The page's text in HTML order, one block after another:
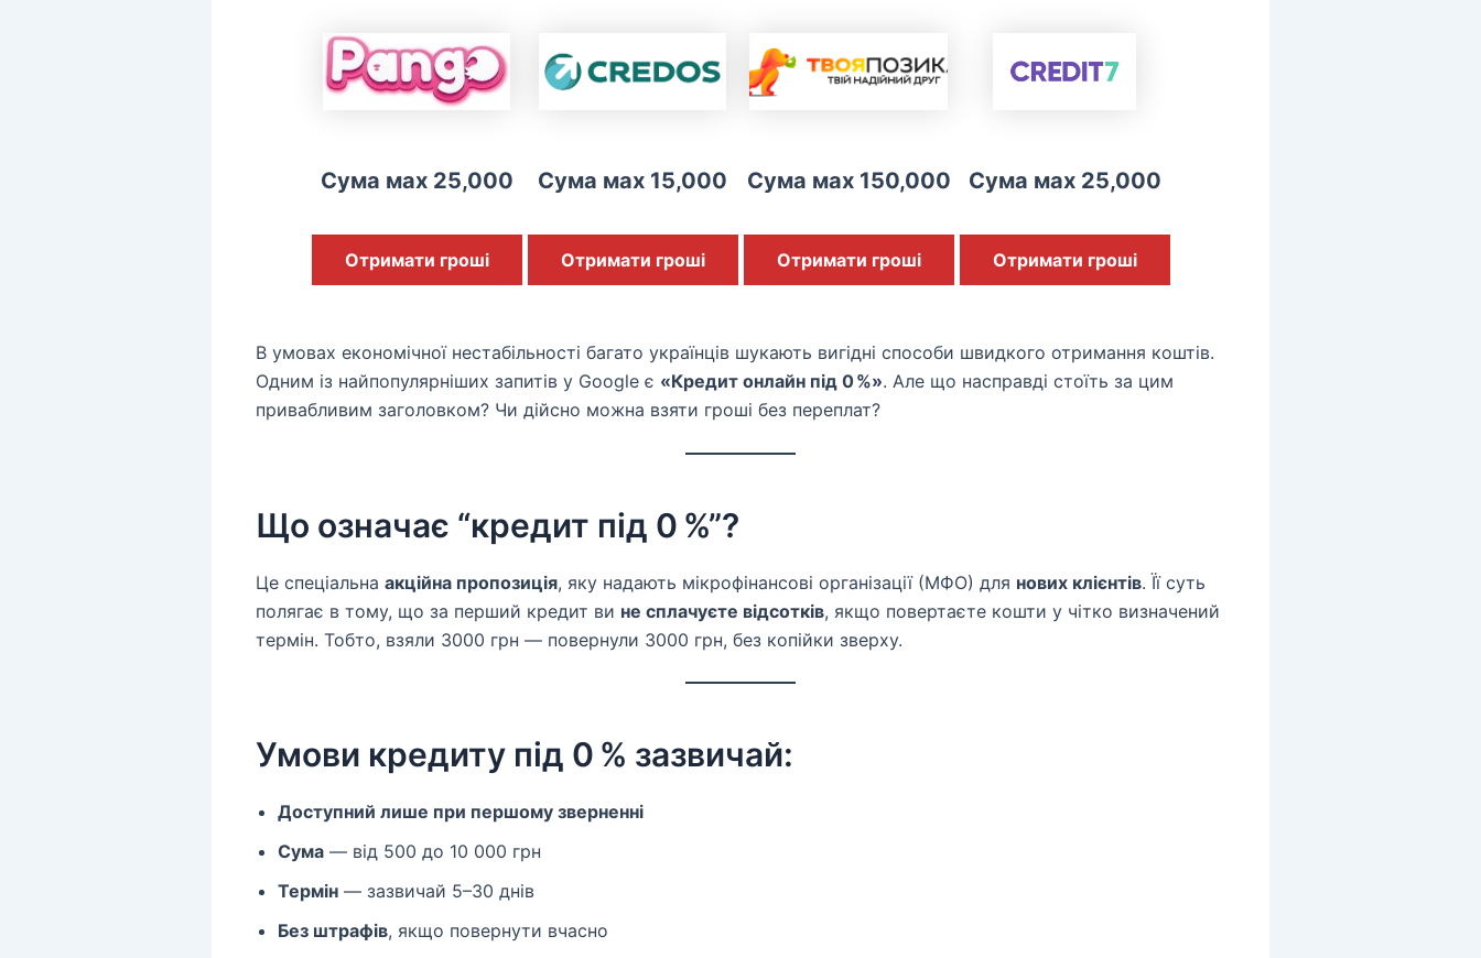
Сума мах 25,000
Отримати гроші
Сума мах 15,000
Отримати гроші
Сума мах 150,000
Отримати гроші
Сума мах 25,000
Отримати гроші
В умовах економічної нестабільності багато українців шукають вигідні способи швидкого отримання коштів.
Одним із найпопулярніших запитів у Google є «Кредит онлайн під 0 %». Але що насправді стоїть за цим
привабливим заголовком? Чи дійсно можна взяти гроші без переплат?
Що означає “кредит під 0 %”?
Це спеціальна акційна пропозиція, яку надають мікрофінансові організації (МФО) для нових клієнтів. Її суть
полягає в тому, що за перший кредит ви не сплачуєте відсотків, якщо повертаєте кошти у чітко визначений
термін. Тобто, взяли 3000 грн — повернули 3000 грн, без копійки зверху.
Умови кредиту під 0 % зазвичай:
Доступний лише при першому зверненні
Сума — від 500 до 10 000 грн
Термін — зазвичай 5–30 днів
Без штрафів, якщо повернути вчасно